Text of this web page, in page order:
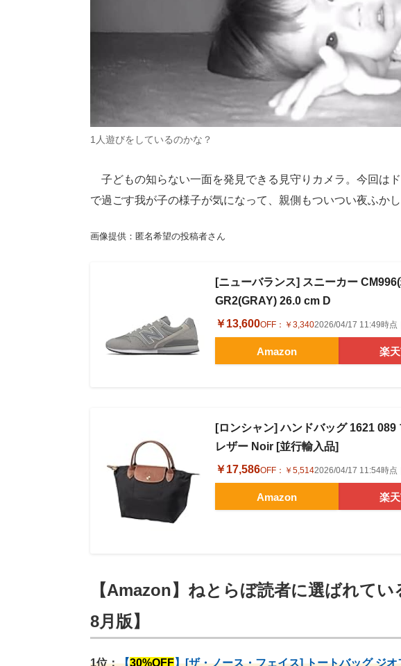
1人遊びをしているのかな？
子どもの知らない一面を発見できる見守りカメラ。今回は
で過ごす我が子の様子が気になって、親側もついつい夜ふか
画像提供：匿名希望の投稿者さん
[ニューバランス] スニーカー
GR2(GRAY) 26.0 cm D
￥13,600OFF： ￥3,3402026/04/17 11:49時点
Amazon 楽
[ロンシャン] ハンドバッグ 1621
レザー Noir [並行輸入品]
￥17,586OFF： ￥5,5142026/04/17 11:54時点
Amazon 楽
【Amazon】ねとらぼ読者に選ばれて
8月版】
1位：【30%OFF】[ザ・ノース・フェイス] トートバッグ ジ